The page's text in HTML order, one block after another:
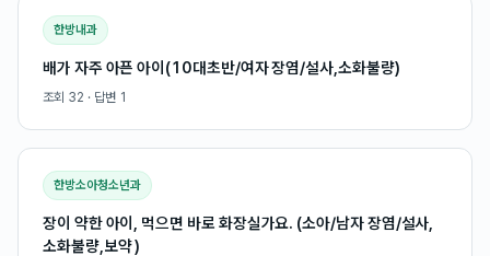
한방내과
배가 자주 아픈 아이(10대초반/여자 장염/설사,소화불량)
조회 32 · 답변 1
한방소아청소년과
장이 약한 아이, 먹으면 바로 화장실가요. (소아/남자 장염/설사,
소화불량,보약 )